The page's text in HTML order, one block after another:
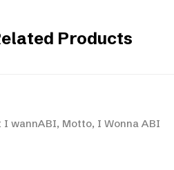
Products
I wannABI, Motto, I Wonna ABI